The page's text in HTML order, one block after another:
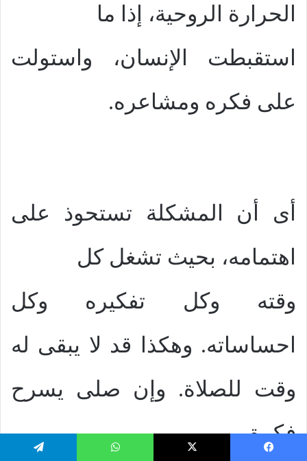
الحرارة الروحية، إذا ما
استقبطت الإنسان، واستولت
على فكره ومشاعره.
أى أن المشكلة تستحوذ على
اهتمامه، بحيث تشغل كل
وقته وكل تفكيره وكل
احساساته. وهكذا قد لا يبقى له
وقت للصلاة. وإن صلى يسرح
فكرة